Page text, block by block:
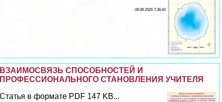
08 08 2026 7:36:43
ВЗАИМОСВЯЗЬ СПОСОБНОСТЕЙ И
ПРОФЕССИОНАЛЬНОГО СТАНОВЛЕНИЯ УЧИТЕЛЯ
Статья в формате PDF 147 KB...